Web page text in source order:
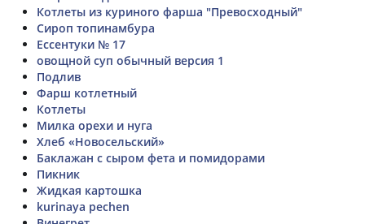
Котлеты из куриного фарша "Превосходный"
Сироп топинамбура
Ессентуки № 17
овощной суп обычный версия 1
Подлив
Фарш котлетный
Котлеты
Милка орехи и нуга
Хлеб «Новосельский»
Баклажан с сыром фета и помидорами
Пикник
Жидкая картошка
kurinaya pechen